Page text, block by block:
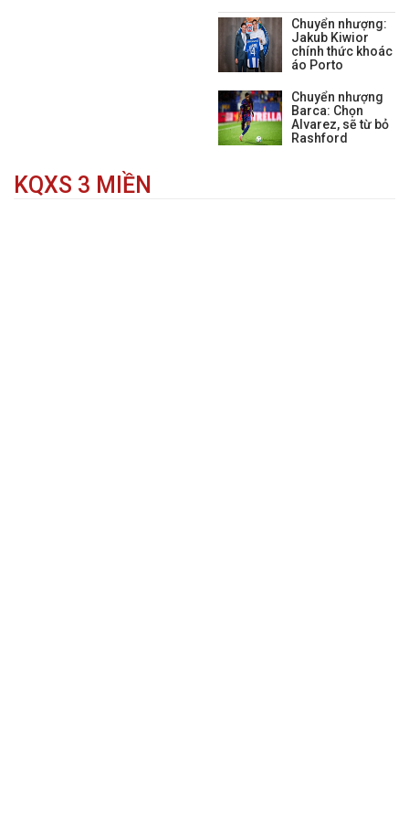
Affengruber của Elche CF
trước kỳ chuyển nhượng mùa
hè.
Chuyển nhượng:
Jakub Kiwior
chính thức khoác
áo Porto
Chuyển nhượng
Barca: Chọn
Alvarez, sẽ từ bỏ
Rashford
KQXS 3 MIỀN